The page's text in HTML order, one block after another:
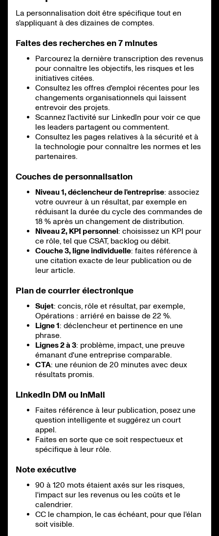
La personnalisation doit être spécifique tout en
s'appliquant à des dizaines de comptes.
Faites des recherches en 7 minutes
Parcourez la dernière transcription des revenus
pour connaître les objectifs, les risques et les
initiatives citées.
Consultez les offres d'emploi récentes pour les
changements organisationnels qui laissent
entrevoir des projets.
Scannez l'activité sur LinkedIn pour voir ce que
les leaders partagent ou commentent.
Consultez les pages relatives à la sécurité et à
la technologie pour connaître les normes et les
partenaires.
Couches de personnalisation
Niveau 1, déclencheur de l'entreprise: associez
votre ouvreur à un résultat, par exemple en
réduisant la durée du cycle des commandes de
18 % après un changement de distribution.
Niveau 2, KPI personnel: choisissez un KPI pour
ce rôle, tel que CSAT, backlog ou débit.
Couche 3, ligne individuelle: faites référence à
une citation exacte de leur publication ou de
leur article.
Plan de courrier électronique
Sujet: concis, rôle et résultat, par exemple,
Opérations : arriéré en baisse de 22 %.
Ligne 1: déclencheur et pertinence en une
phrase.
Lignes 2 à 3: problème, impact, une preuve
émanant d'une entreprise comparable.
CTA: une réunion de 20 minutes avec deux
résultats promis.
LinkedIn DM ou InMail
Faites référence à leur publication, posez une
question intelligente et suggérez un court
appel.
Faites en sorte que ce soit respectueux et
spécifique à leur rôle.
Note exécutive
90 à 120 mots étaient axés sur les risques,
l'impact sur les revenus ou les coûts et le
calendrier.
CC le champion, le cas échéant, pour que l'élan
soit visible.